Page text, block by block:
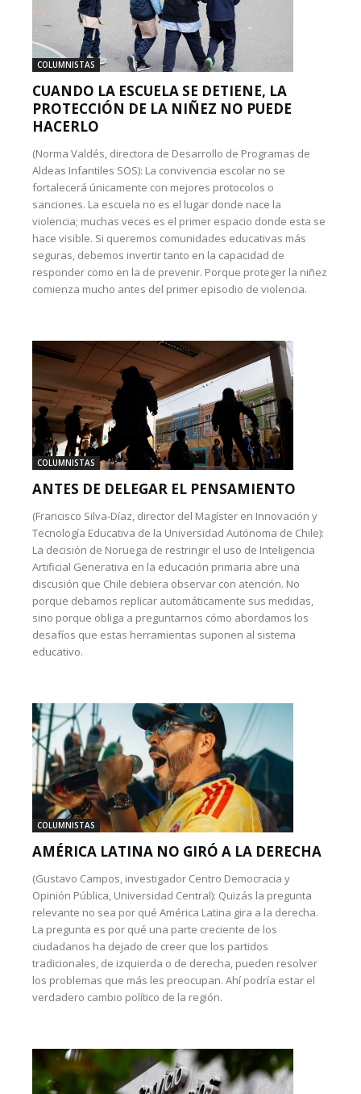
COLUMNISTAS
CUANDO LA ESCUELA SE DETIENE, LA
PROTECCIÓN DE LA NIÑEZ NO PUEDE
HACERLO
(Norma Valdés, directora de Desarrollo de Programas de
Aldeas Infantiles SOS): La convivencia escolar no se
fortalecerá únicamente con mejores protocolos o
sanciones. La escuela no es el lugar donde nace la
violencia; muchas veces es el primer espacio donde esta se
hace visible. Si queremos comunidades educativas más
seguras, debemos invertir tanto en la capacidad de
responder como en la de prevenir. Porque proteger la niñez
comienza mucho antes del primer episodio de violencia.
COLUMNISTAS
ANTES DE DELEGAR EL PENSAMIENTO
(Francisco Silva-Díaz, director del Magíster en Innovación y
Tecnología Educativa de la Universidad Autónoma de Chile):
La decisión de Noruega de restringir el uso de Inteligencia
Artificial Generativa en la educación primaria abre una
discusión que Chile debiera observar con atención. No
porque debamos replicar automáticamente sus medidas,
sino porque obliga a preguntarnos cómo abordamos los
desafíos que estas herramientas suponen al sistema
educativo.
COLUMNISTAS
AMÉRICA LATINA NO GIRÓ A LA DERECHA
(Gustavo Campos, investigador Centro Democracia y
Opinión Pública, Universidad Central): Quizás la pregunta
relevante no sea por qué América Latina gira a la derecha.
La pregunta es por qué una parte creciente de los
ciudadanos ha dejado de creer que los partidos
tradicionales, de izquierda o de derecha, pueden resolver
los problemas que más les preocupan. Ahí podría estar el
verdadero cambio político de la región.